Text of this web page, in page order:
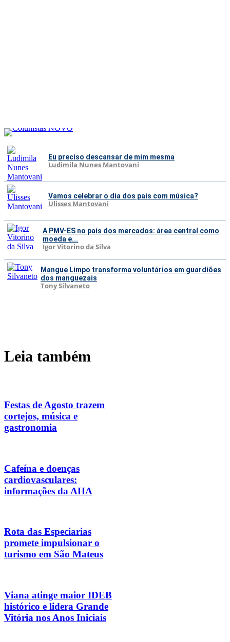
Eu preciso descansar de mim mesma
Ludimila Nunes Mantovani
Vamos celebrar o dia dos pais com música?
Ulisses Mantovani
A PMV-ES no país dos mercados: área central como
moeda e...
Igor Vitorino da Silva
Mangue Limpo transforma voluntários em guardiões
dos manguezais
Tony Silvaneto
Leia também
Festas de Agosto trazem
cortejos, música e
gastronomia
Cafeína e doenças
cardiovasculares:
informações da AHA
Rota das Especiarias
promete impulsionar o
turismo em São Mateus
Viana atinge maior IDEB
histórico e lidera Grande
Vitória nos Anos Iniciais